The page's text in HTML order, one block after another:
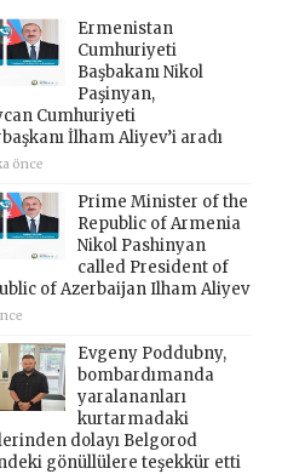
Ermenistan
Cumhuriyeti
Başbakanı Nikol
Paşinyan,
Cumhuriyeti
İlham Aliyev’i aradı
önce
Prime Minister of the
Republic of Armenia
Nikol Pashinyan
called President of
of Azerbaijan Ilham Aliyev
Evgeny Poddubny,
bombardımanda
yaralananları
kurtarmadaki
dolayı Belgorod
gönüllülere teşekkür etti